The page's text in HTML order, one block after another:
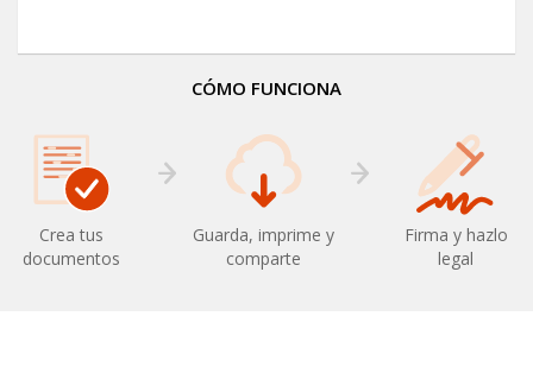
CÓMO FUNCIONA
Crea tus
documentos
Guarda, imprime y
comparte
Firma y hazlo
legal